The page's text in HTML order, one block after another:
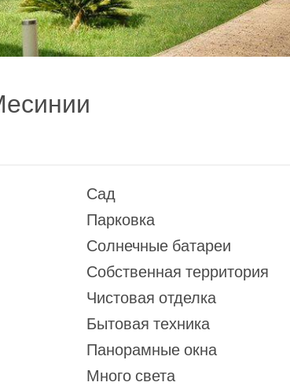
Сад
Парковка
Солнечные батареи
Собственная территория
Чистовая отделка
Бытовая техника
Панорамные окна
Много света